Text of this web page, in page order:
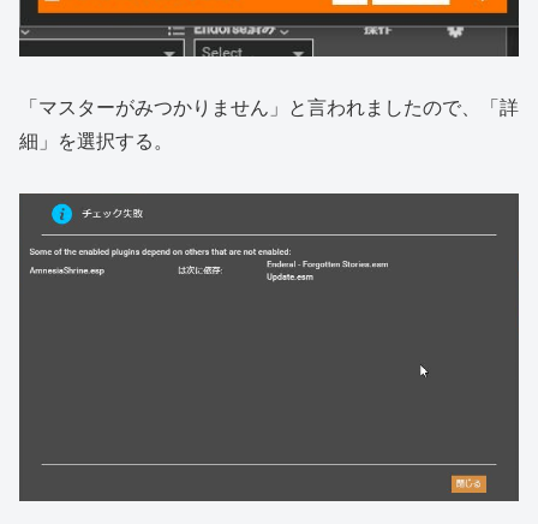
「マスターがみつかりません」と言われましたので、「詳
細」を選択する。